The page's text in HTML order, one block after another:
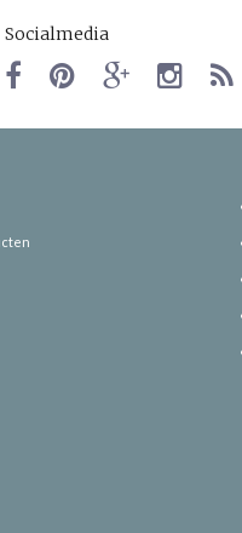
Socialmedia